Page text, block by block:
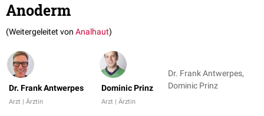
Anoderm
(Weitergeleitet von Analhaut)
Dr. Frank Antwerpes
Arzt | Ärztin
Dominic Prinz
Arzt | Ärztin
Dr. Frank Antwerpes,
Dominic Prinz